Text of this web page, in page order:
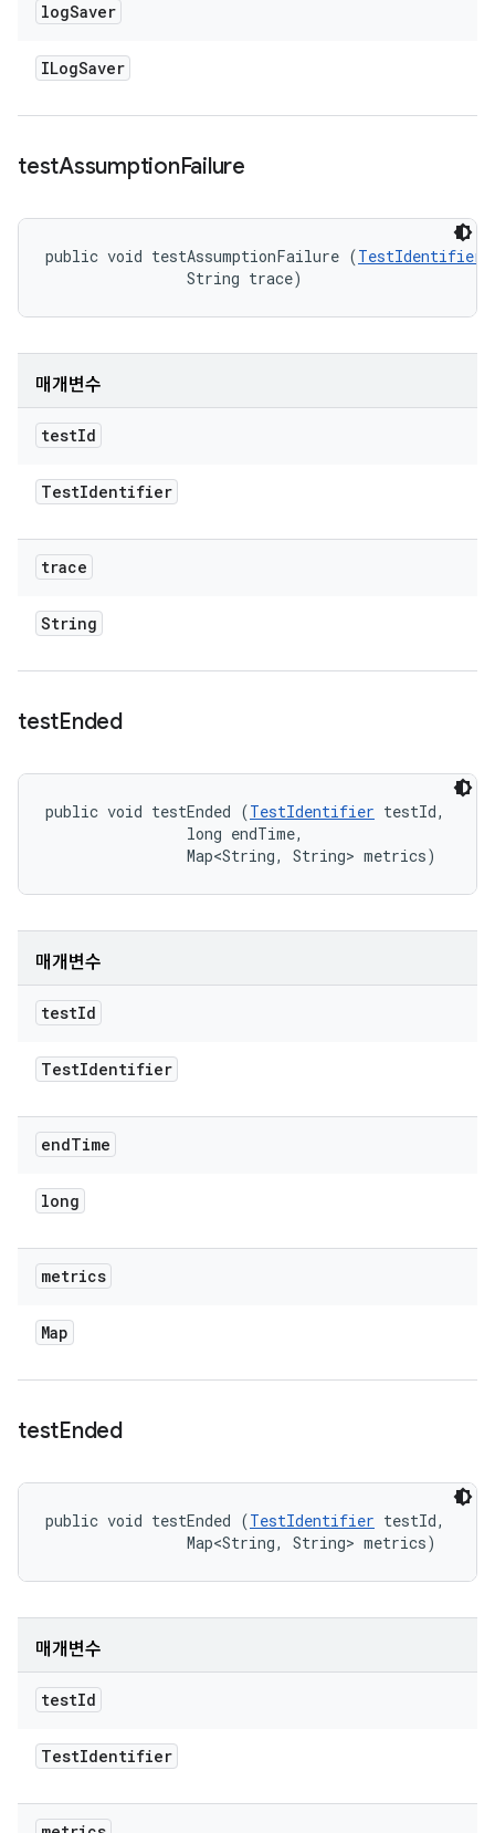
logSaver
ILogSaver
testAssumptionFailure
public void testAssumptionFailure (TestIdentifier
                String trace)
매개변수
testId
TestIdentifier
trace
String
testEnded
public void testEnded (TestIdentifier testId,
                long endTime,
                Map<String, String> metrics)
매개변수
testId
TestIdentifier
endTime
long
metrics
Map
testEnded
public void testEnded (TestIdentifier testId,
                Map<String, String> metrics)
매개변수
testId
TestIdentifier